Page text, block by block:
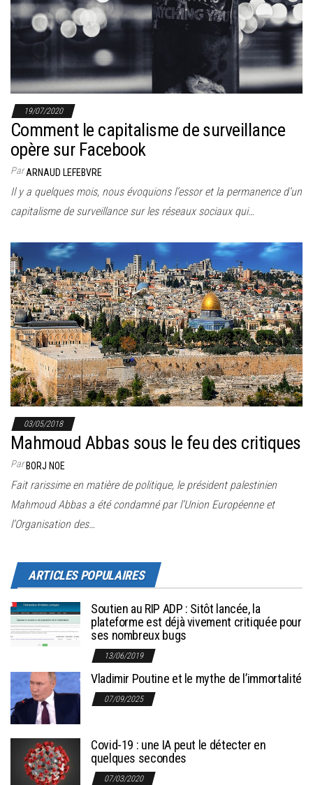
19/07/2020
Comment le capitalisme de surveillance
opère sur Facebook
ParARNAUD LEFEBVRE
Il y a quelques mois, nous évoquions l’essor et la permanence d’un
capitalisme de surveillance sur les réseaux sociaux qui…
03/05/2018
Mahmoud Abbas sous le feu des critiques
ParBORJ NOE
Fait rarissime en matière de politique, le président palestinien
Mahmoud Abbas a été condamné par l’Union Européenne et
l’Organisation des…
ARTICLES POPULAIRES
Soutien au RIP ADP : Sitôt lancée, la
plateforme est déjà vivement critiquée pour
ses nombreux bugs
13/06/2019
Vladimir Poutine et le mythe de l’immortalité
07/09/2025
Covid-19 : une IA peut le détecter en
quelques secondes
07/03/2020